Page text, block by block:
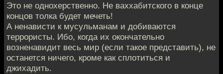
Это не однохерственно. Не ваххабитского в конце
концов толка будет мечеть!
А ненависти к мусульманам и добиваются
террористы. Ибо, когда их окончательно
возненавидит весь мир (если такое представить), не
останется ничего, кроме как сплотиться и
джихадить.